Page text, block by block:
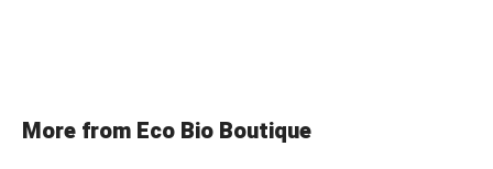
More from Eco Bio Boutique